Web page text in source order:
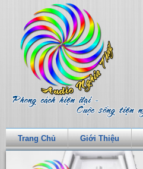
Trang Chủ Giới Thiệu